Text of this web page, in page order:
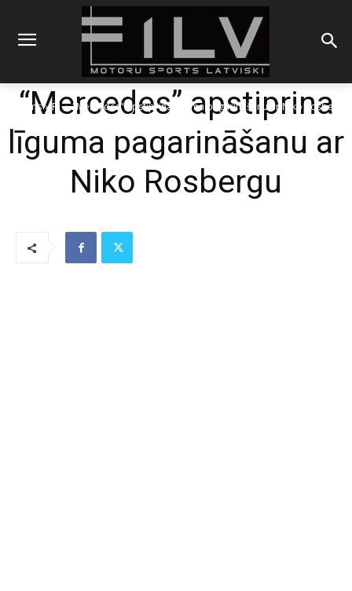
Sākums F1 "Mercedes" apstiprina līguma pagarināšanu ar Niko Rosbergu
“Mercedes” apstiprina
līguma pagarināšanu ar
Niko Rosbergu